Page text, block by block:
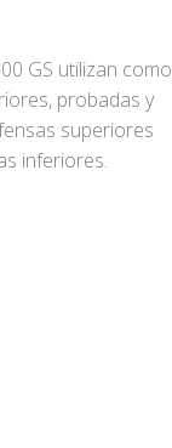
GS utilizan como
probadas y
superiores
inferiores.